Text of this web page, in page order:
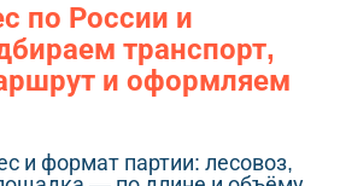
по России и
транспорт,
и оформляем
и формат партии: лесовоз,